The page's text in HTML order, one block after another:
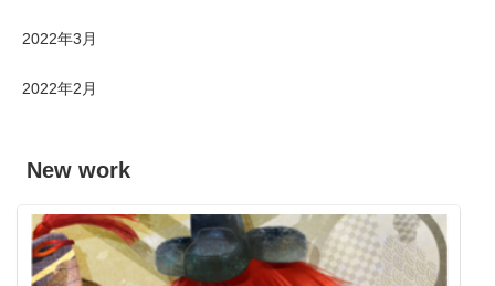
2022年3月
2022年2月
New work